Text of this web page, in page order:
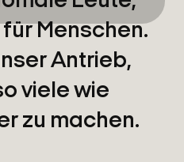
Menschen.
Antrieb,
viele wie
zu machen.